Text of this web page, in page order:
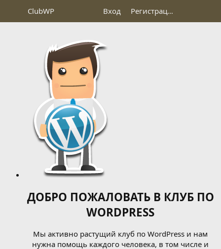
ClubWP Вход Регистрация
ДОБРО ПОЖАЛОВАТЬ В КЛУБ ПО
WORDPRESS
Мы активно растущий клуб по WordPress и нам
нужна помощь каждого человека, в том числе и